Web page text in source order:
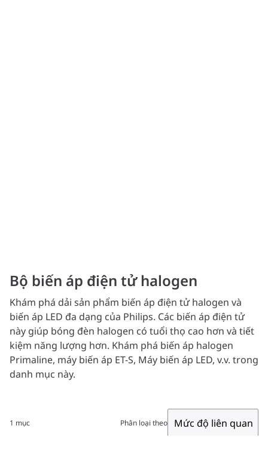
Bộ biến áp điện tử halogen
Khám phá dải sản phẩm biến áp điện tử halogen và
biến áp LED đa dạng của Philips. Các biến áp điện tử
này giúp bóng đèn halogen có tuổi thọ cao hơn và tiết
kiệm năng lượng hơn. Khám phá biến áp halogen
Primaline, máy biến áp ET-S, Máy biến áp LED, v.v. trong
danh mục này.
1 mục Phân loại theo Mức độ liên quan